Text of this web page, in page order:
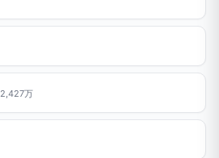
2,427万